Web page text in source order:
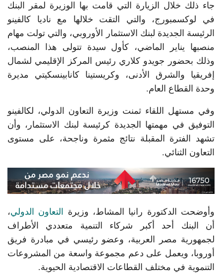
جاء ذلك خلال الزيارة التي قامت بها الوزيرة لمقر البنك
في لوكسمبورج، والتي التقت خلالها مع ناديا كالفينو
الرئيسة الجديدة لبنك الاستثمار الأوروبي، والتي تولت مهام
منصبها يناير الماضي، كأول سيدة تتولى هذا المنصب،
وذلك بحضور جويدو كلاري رئيس المركز الإقليمي لشمال
إفريقيا والشرق الأدنى، وكريستينا كانابينسكيتي مديرة
وحدة القطاع العام.
وفي مستهل اللقاء ثمنت وزيرة التعاون الدولي، لكالفينو
التوفيق في مهمتها الجديدة كرئيسة لبنك الاستثمار، وأن
تشهد الفترة المقبلة نتائج مثمرة وناجحة، على مستوى
التعاون الثنائي.
وأوضحت الدكتورة رانيا المشاط، وزيرة التعاون الدولي،
أن البنك أحد أكبر شركاء التنمية متعددي الأطراف
لجمهورية مصر العربية، وعضو رئيسي في مبادرة فريق
أوروبا، ويعمل على دعم مجموعة واسعة من المشروعات
التنموية في مختلف القطاعات الاقتصادية الحيوية.